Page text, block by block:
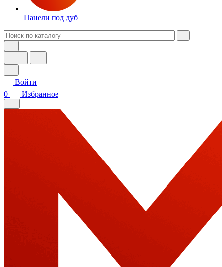
Панели под дуб
Войти
0
Избранное